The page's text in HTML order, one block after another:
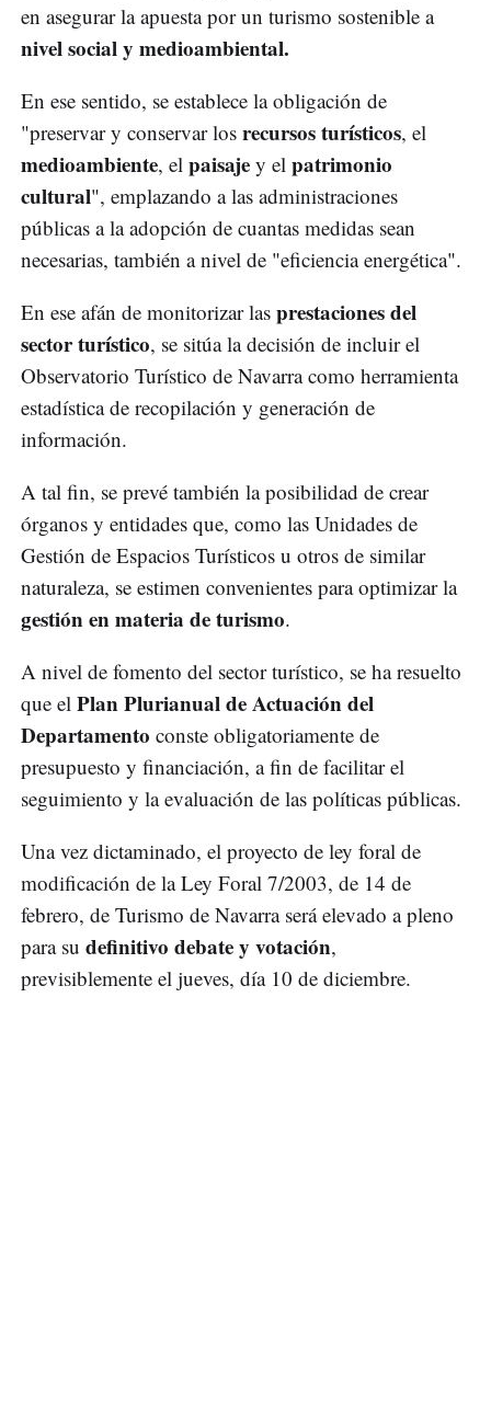
en asegurar la apuesta por un turismo sostenible a
nivel social y medioambiental.
En ese sentido, se establece la obligación de
"preservar y conservar los recursos turísticos, el
medioambiente, el paisaje y el patrimonio
cultural", emplazando a las administraciones
públicas a la adopción de cuantas medidas sean
necesarias, también a nivel de "eficiencia energética".
En ese afán de monitorizar las prestaciones del
sector turístico, se sitúa la decisión de incluir el
Observatorio Turístico de Navarra como herramienta
estadística de recopilación y generación de
información.
A tal fin, se prevé también la posibilidad de crear
órganos y entidades que, como las Unidades de
Gestión de Espacios Turísticos u otros de similar
naturaleza, se estimen convenientes para optimizar la
gestión en materia de turismo.
A nivel de fomento del sector turístico, se ha resuelto
que el Plan Plurianual de Actuación del
Departamento conste obligatoriamente de
presupuesto y financiación, a fin de facilitar el
seguimiento y la evaluación de las políticas públicas.
Una vez dictaminado, el proyecto de ley foral de
modificación de la Ley Foral 7/2003, de 14 de
febrero, de Turismo de Navarra será elevado a pleno
para su definitivo debate y votación,
previsiblemente el jueves, día 10 de diciembre.